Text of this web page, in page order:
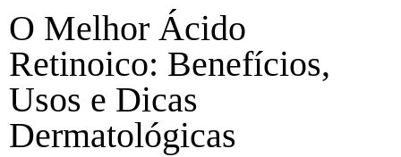
O Melhor Ácido
Retinoico: Benefícios,
Usos e Dicas
Dermatológicas